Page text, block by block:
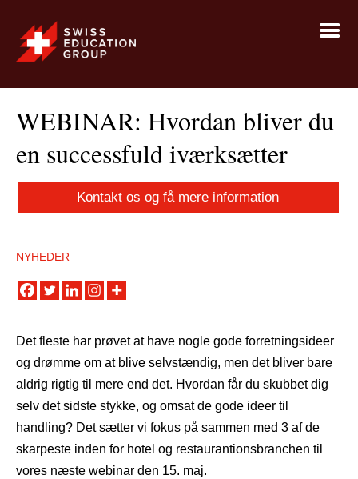
WEBINAR: Hvordan bliver du
en successfuld iværksætter
Kontakt os og få mere information
NYHEDER
Det fleste har prøvet at have nogle gode forretningsideer
og drømme om at blive selvstændig, men det bliver bare
aldrig rigtig til mere end det. Hvordan får du skubbet dig
selv det sidste stykke, og omsat de gode ideer til
handling? Det sætter vi fokus på sammen med 3 af de
skarpeste inden for hotel og restaurantionsbranchen til
vores næste webinar den 15. maj.